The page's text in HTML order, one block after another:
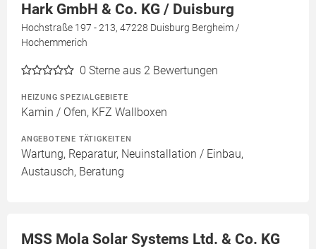
Hark GmbH & Co. KG / Duisburg
Hochstraße 197 - 213, 47228 Duisburg Bergheim /
Hochemmerich
0 Sterne aus 2 Bewertungen
HEIZUNG SPEZIALGEBIETE
Kamin / Ofen, KFZ Wallboxen
ANGEBOTENE TÄTIGKEITEN
Wartung, Reparatur, Neuinstallation / Einbau,
Austausch, Beratung
MSS Mola Solar Systems Ltd. & Co. KG